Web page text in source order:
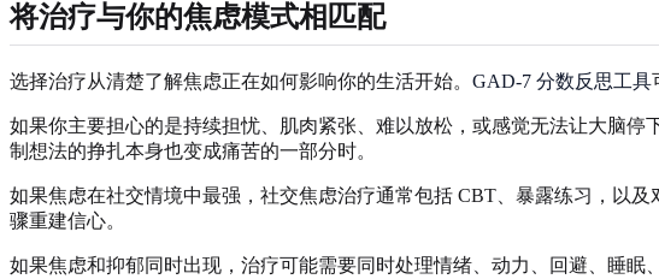
将治疗与你的焦虑模式相匹配
选择治疗从清楚了解焦虑正在如何影响你的生活开始。 GAD-7 分数反思工具
如果你主要担心的是持续担忧、肌肉紧张、难以放松，或感觉无法让大脑
制想法的挣扎本身也变成痛苦的一部分时。
如果焦虑在社交情境中最强，社交焦虑治疗通常包括 CBT、暴露练习，以
骤重建信心。
如果焦虑和抑郁同时出现，治疗可能需要同时处理情绪、动力、回避、睡